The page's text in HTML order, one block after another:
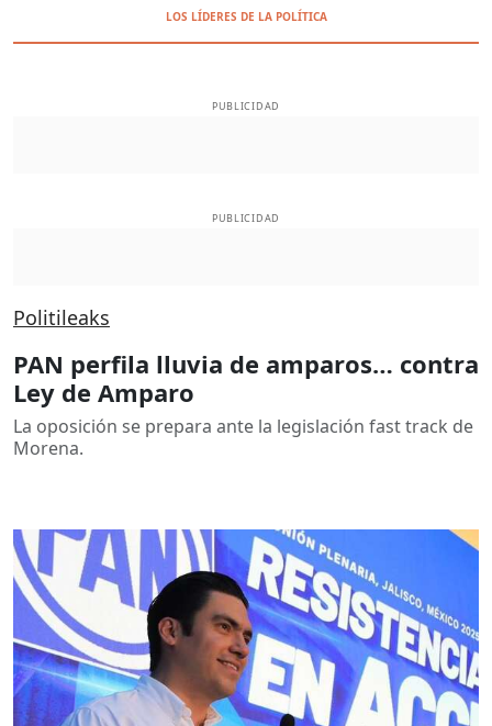
LOS LÍDERES DE LA POLÍTICA
PUBLICIDAD
PUBLICIDAD
Politileaks
PAN perfila lluvia de amparos… contra
Ley de Amparo
La oposición se prepara ante la legislación fast track de
Morena.